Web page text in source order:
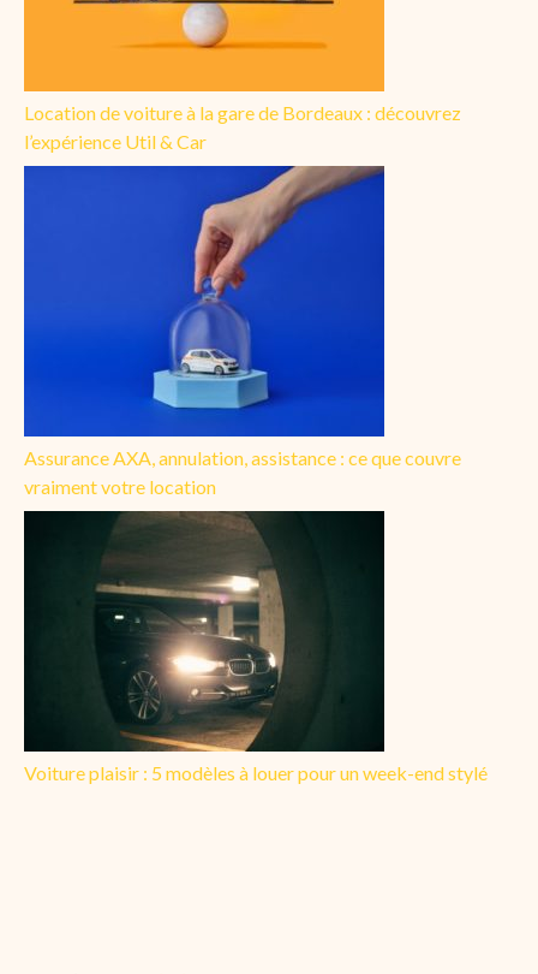
Location de voiture à la gare de Bordeaux : découvrez
l’expérience Util & Car
Assurance AXA, annulation, assistance : ce que couvre
vraiment votre location
Voiture plaisir : 5 modèles à louer pour un week-end stylé